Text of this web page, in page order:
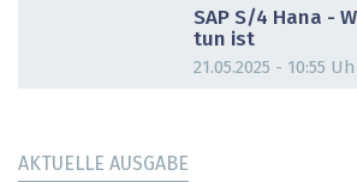
SAP S/4 Hana -
tun ist
21.05.2025 - 10:55
AKTUELLE AUSGABE